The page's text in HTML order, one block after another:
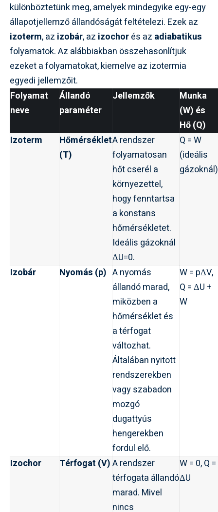
különböztetünk meg, amelyek mindegyike egy-egy
állapotjellemző állandóságát feltételezi. Ezek az
izoterm, az izobár, az izochorés az adiabatikus
folyamatok. Az alábbiakban összehasonlítjuk
ezeket a folyamatokat, kiemelve az izotermia
egyedi jellemzőit.
Folyamat
neve
Állandó
paraméter
Jellemzők
Munka
(W) és
Hő (Q)
Izoterm
Hőmérséklet
(T)
A rendszer
folyamatosan
hőt cserél a
környezettel,
hogy fenntartsa
a konstans
hőmérsékletet.
Ideális gázoknál
ΔU=0.
Q = W
(ideális
gázoknál)
Izobár Nyomás (p) A nyomás
állandó marad,
miközben a
hőmérséklet és
a térfogat
változhat.
Általában nyitott
rendszerekben
vagy szabadon
mozgó
dugattyús
hengerekben
fordul elő.
W = pΔV,
Q = ΔU +
W
Izochor Térfogat (V)A rendszer
térfogata állandó
marad. Mivel
nincs
W = 0, Q =
ΔU